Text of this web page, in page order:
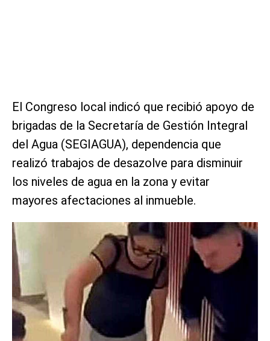
El Congreso local indicó que recibió apoyo de
brigadas de la Secretaría de Gestión Integral
del Agua (SEGIAGUA), dependencia que
realizó trabajos de desazolve para disminuir
los niveles de agua en la zona y evitar
mayores afectaciones al inmueble.